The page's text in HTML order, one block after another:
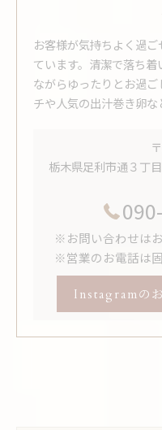
お客様が気持ちよく過
ています。清潔で落ち
ながらゆったりとお過
チや人気の出汁巻き卵な
栃木県足利市通３丁
※お問い合わせは
※営業のお電話は
Instagramの